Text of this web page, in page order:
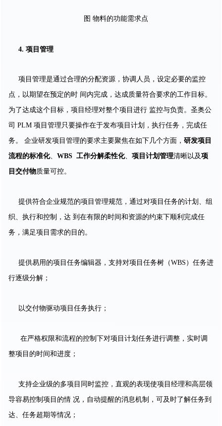
图 物料的功能需求点
4. 项目管理
项目管理是通过合理的分配资源，协调人员，设定必要的监控
点，以期望在预定的时 间内完成，达成质量符合要求的工作目标。
为了达成这个目标，项目经理对整个项目进行 监控与负责。圣奥公
司 PLM 项目管理只要操作在于发布项目计划，执行任务，完成任
务。 企业研发项目管理的要求主要聚焦在如下几个方面， 研发项目
流程的标准化、 WBS 工作分解柔性化、 项目计划管理清晰以及项
目交付物质量可控。
提供符合企业规范的项目管理规范，通过对项目任务的计划、组
织、执行和控制，达 到在有限的时间和资源的约束下顺利完成任
务，满足项目需求的目的。
提供易用的项目任务编辑器，支持对项目任务树（WBS）任务进
行逐级分解；
以交付物驱动项目任务执行；
在严格权限和流程的控制下对项目计划任务进行调整，实时调
整项目的时间和进度；
支持企业级的多项目同时监控，直观的表现使项目经理和高层领
导容易控制项目的情 况，自动提醒的消息机制，可及时了解任务到
达、任务超期等情况；